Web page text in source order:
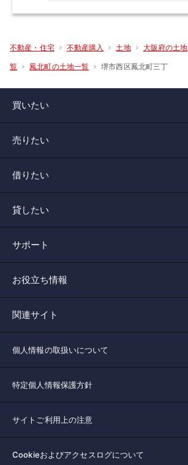
不動産・住宅 不動産購入 土地 大阪府の土地
覧 鳳北町の土地一覧 堺市西区鳳北町三丁
買いたい
売りたい
借りたい
貸したい
サポート
お役立ち情報
関連サイト
個人情報の取扱いについて
特定個人情報保護方針
サイトご利用上の注意
Cookieおよびアクセスログについて